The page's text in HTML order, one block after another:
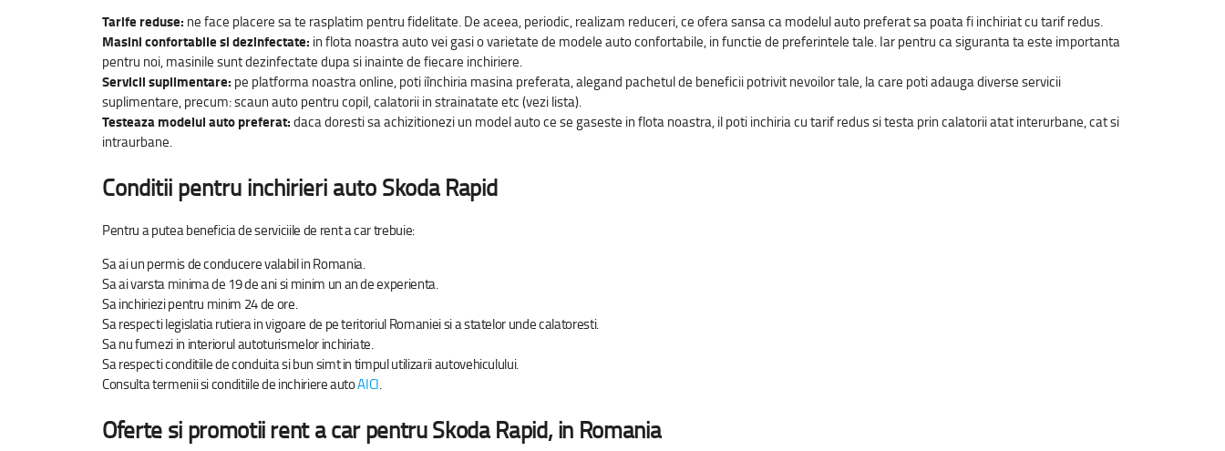
Tarife reduse: ne face placere sa te rasplatim pentru fidelitate. De aceea, periodic, realizam reduceri, ce ofera sansa ca modelul auto preferat sa poata fi inchiriat cu tarif redus.
Masini confortabile si dezinfectate: in flota noastra auto vei gasi o varietate de modele auto confortabile, in functie de preferintele tale. Iar pentru ca siguranta ta este importanta
pentru noi, masinile sunt dezinfectate dupa si inainte de fiecare inchiriere.
Servicii suplimentare: pe platforma noastra online, poti iînchiria masina preferata, alegand pachetul de beneficii potrivit nevoilor tale, la care poti adauga diverse servicii
suplimentare, precum: scaun auto pentru copil, calatorii in strainatate etc (vezi lista).
Testeaza modelul auto preferat:daca doresti sa achizitionezi un model auto ce se gaseste in flota noastra, il poti inchiria cu tarif redus si testa prin calatorii atat interurbane, cat si
intraurbane.
Conditii pentru inchirieri autoSkoda Rapid
Pentru a putea beneficia de serviciile de rent a car trebuie:
Sa ai un permis de conducere valabil in Romania.
Sa ai varsta minima de 19 de ani si minim un an de experienta.
Sa inchiriezi pentru minim 24 de ore.
Sa respecti legislatia rutiera in vigoare de pe teritoriul Romaniei si a statelor unde calatoresti.
Sa nu fumezi in interiorul autoturismelor inchiriate.
Sa respecti conditiile de conduita si bun simt in timpul utilizarii autovehiculului.
Consulta termenii si conditiile de inchiriere autoAICI.
Oferte si promotii rent a car pentruSkoda Rapid, in Romania